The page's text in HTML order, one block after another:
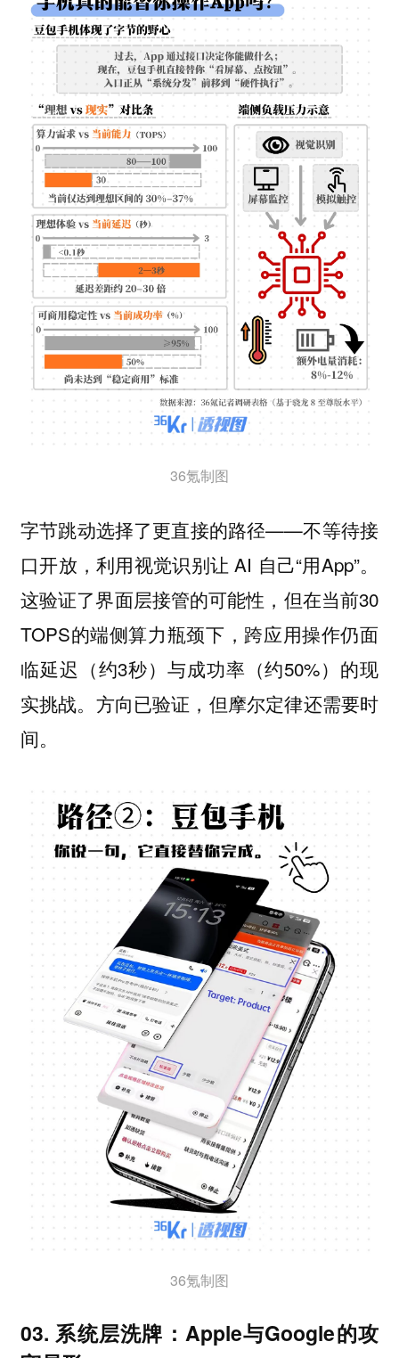
36氪制图
字节跳动选择了更直接的路径——不等待接
口开放，利用视觉识别让 AI 自己“用App”。
这验证了界面层接管的可能性，但在当前30
TOPS的端侧算力瓶颈下，跨应用操作仍面
临延迟（约3秒）与成功率（约50%）的现
实挑战。方向已验证，但摩尔定律还需要时
间。
36氪制图
03. 系统层洗牌：Apple与Google的攻